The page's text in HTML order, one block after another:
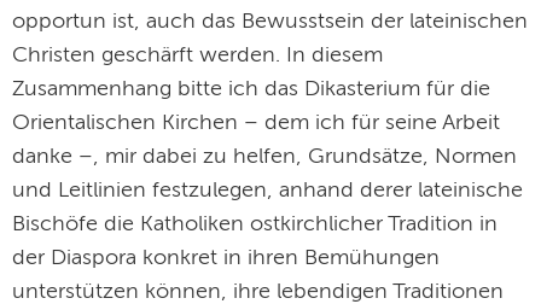
opportun ist, auch das Bewusstsein der lateinischen
Christen geschärft werden. In diesem
Zusammenhang bitte ich das Dikasterium für die
Orientalischen Kirchen – dem ich für seine Arbeit
danke –, mir dabei zu helfen, Grundsätze, Normen
und Leitlinien festzulegen, anhand derer lateinische
Bischöfe die Katholiken ostkirchlicher Tradition in
der Diaspora konkret in ihren Bemühungen
unterstützen können, ihre lebendigen Traditionen